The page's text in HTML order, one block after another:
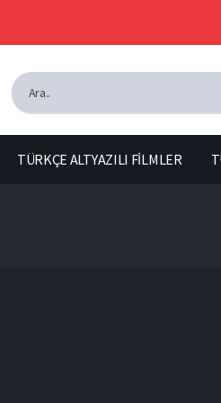
TÜRKÇE ALTYAZILI FİLMLER